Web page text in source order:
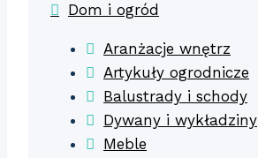
Dom i ogród
Aranżacje wnętrz
Artykuły ogrodnicze
Balustrady i schody
Dywany i wykładziny
Meble